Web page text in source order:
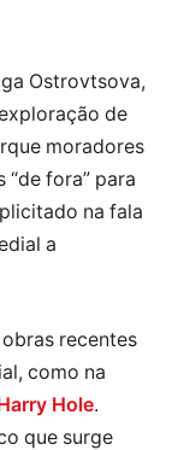
Ostrovtsova,
de
moradores
fora” para
na fala
a
recentes
como na
Hole.
que surge